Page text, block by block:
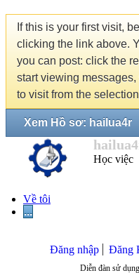
If this is your first visit,
clicking the link above.
you can post: click the
start viewing
to visit from the
Xem Hồ sơ: hailua4r
Học việc
Về tôi
...
Đăng nhập Đăng
Diễn đàn sử